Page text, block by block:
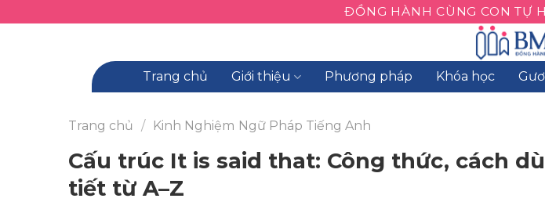
ĐỒNG HÀNH CÙNG CON TỰ
Trang chủ Giới thiệu Phương pháp Khóa học
Trang chủ / Kinh Nghiệm Ngữ Pháp Tiếng Anh
Cấu trúc It is said that: Công thức, cách
tiết từ A–Z